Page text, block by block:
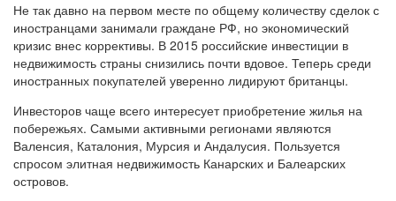
Не так давно на первом месте по общему количеству сделок с
иностранцами занимали граждане РФ, но экономический
кризис внес коррективы. В 2015 российские инвестиции в
недвижимость страны снизились почти вдовое. Теперь среди
иностранных покупателей уверенно лидируют британцы.
Инвесторов чаще всего интересует приобретение жилья на
побережьях. Самыми активными регионами являются
Валенсия, Каталония, Мурсия и Андалусия. Пользуется
спросом элитная недвижимость Канарских и Балеарских
островов.